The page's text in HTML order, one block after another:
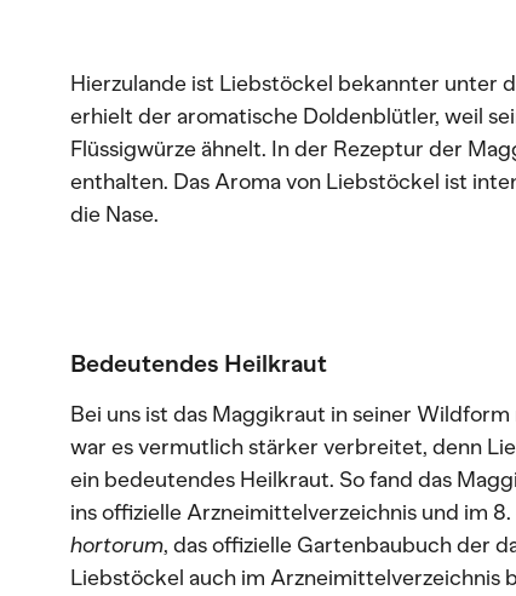
Hierzulande ist Liebstöckel bekannter unter
erhielt der aromatische Doldenblütler, weil
Flüssigwürze ähnelt. In der Rezeptur der
enthalten. Das Aroma von Liebstöckel ist
die Nase.
Bedeutendes Heilkraut
Bei uns ist das Maggikraut in seiner
war es vermutlich stärker verbreitet, denn
ein bedeutendes Heilkraut. So fand das
ins offizielle Arzneimittelverzeichnis und im
hortorum, das offizielle Gartenbaubuch der
Liebstöckel auch im Arzneimittelverzeichnis